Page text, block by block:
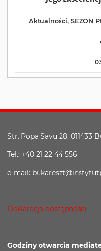
Aktualności, SEZON
Str. Popa Savu 28, 011433
Tel.: +40 21 22 44 556
e-mail:
Deklaracja dostępności
Godziny otwarcia